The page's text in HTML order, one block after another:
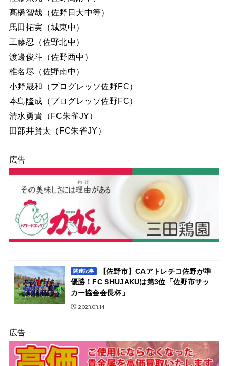
髙橋智哉（佐野日大中等）
馬田拓実（城東中）
工藤忍（佐野北中）
渡邊俊斗（佐野西中）
椎名尽（佐野南中）
小野晟和（プログレッソ佐野FC）
本島隆成（プログレッソ佐野FC）
清水勇貴（FC朱雀JY）
田部井賢太（FC朱雀JY）
広告
関連記事
【佐野市】CAアトレチコ佐野が準
優勝！FC SHUJAKUは第3位「佐野市サッ
カー協会会長杯」
2023.03.14
広告